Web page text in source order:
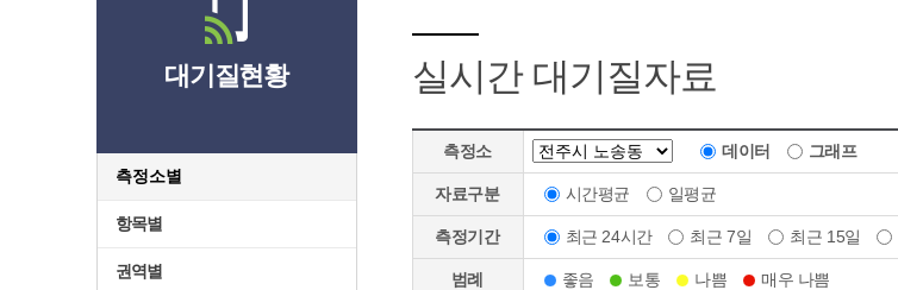
대기질현황
측정소별
항목별
권역별
실시간 대기질자료
측정소 데이터 그래프
자료구분 시간평균 일평균
측정기간 최근 24시간 최근 7일 최근 15일
범례 좋음 보통 나쁨 매우 나쁨